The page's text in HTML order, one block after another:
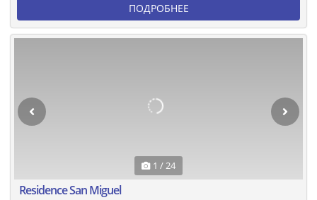
ПОДРОБНЕЕ
1 / 24
Residence San Miguel